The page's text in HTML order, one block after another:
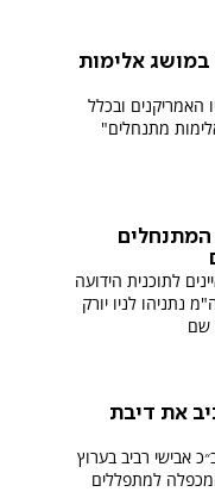
אלימות
האמריקנים ובכלל
מתנחלים"
לתוכנית הידועה
נתניהו לניו יורק
שם
את דיבת
אבישי רביב בערוץ
למתפללים